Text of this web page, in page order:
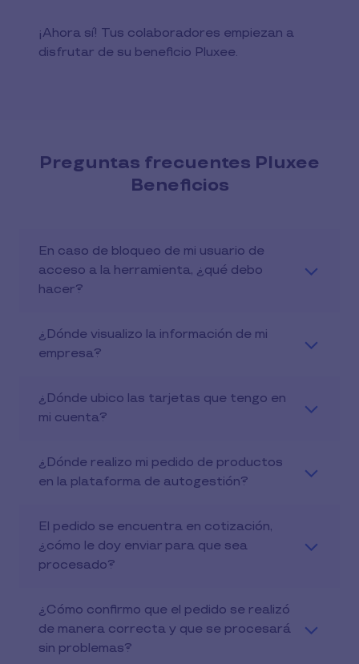
¡Ahora sí! Tus colaboradores empiezan a
disfrutar de su beneficio Pluxee.​
Preguntas frecuentes Pluxee
Beneficios
En caso de bloqueo de mi usuario de
acceso a la herramienta, ¿qué debo
hacer?
¿Dónde visualizo la información de mi
empresa?
¿Dónde ubico las tarjetas que tengo en
mi cuenta?
¿Dónde realizo mi pedido de productos
en la plataforma de autogestión?
El pedido se encuentra en cotización,
¿cómo le doy enviar para que sea
procesado?
¿Cómo conﬁrmo que el pedido se realizó
de manera correcta y que se procesará
sin problemas?